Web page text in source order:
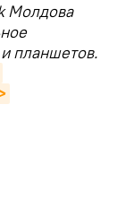
Молдова
планшетов.